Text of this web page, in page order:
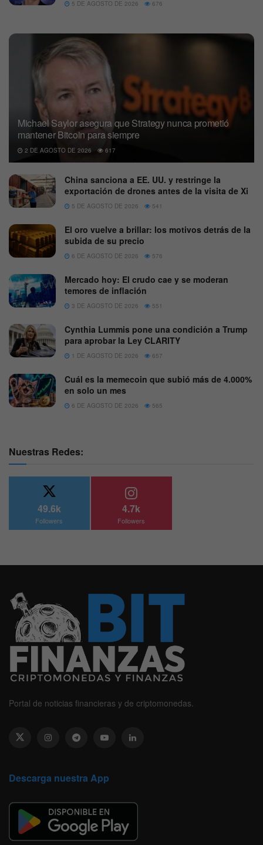
5 DE AGOSTO DE 2026 676
Michael Saylor asegura que Strategy nunca prometió
mantener Bitcoin para siempre
2 DE AGOSTO DE 2026 617
China sanciona a EE. UU. y restringe la
exportación de drones antes de la visita de Xi
5 DE AGOSTO DE 2026 541
El oro vuelve a brillar: los motivos detrás de la
subida de su precio
6 DE AGOSTO DE 2026 576
Mercado hoy: El crudo cae y se moderan
temores de inflación
3 DE AGOSTO DE 2026 551
Cynthia Lummis pone una condición a Trump
para aprobar la Ley CLARITY
1 DE AGOSTO DE 2026 657
Cuál es la memecoin que subió más de 4.000%
en solo un mes
6 DE AGOSTO DE 2026 565
Nuestras Redes:
49.6k
Followers
4.7k
Followers
Portal de noticias financieras y de criptomonedas.
Descarga nuestra App